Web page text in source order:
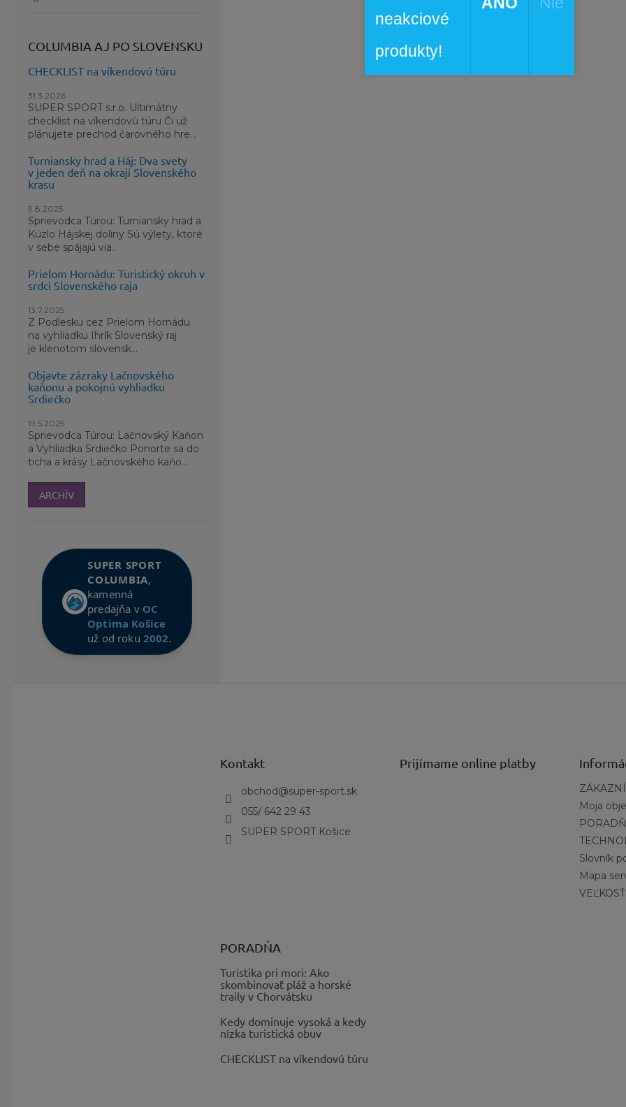
COLUMBIA AJ PO SLOVENSKU
CHECKLIST na víkendovú túru
31.3.2026
SUPER SPORT s.r.o. Ultimátny
checklist na víkendovú túru Či už
plánujete prechod čarovného hre...
Turniansky hrad a Háj: Dva svety
v jeden deň na okraji Slovenského
krasu
9.8.2025
Sprievodca Túrou: Turniansky hrad a
Kúzlo Hájskej doliny Sú výlety, ktoré
v sebe spájajú via...
Prielom Hornádu: Turistický okruh v
srdci Slovenského raja
13.7.2025
Z Podlesku cez Prielom Hornádu
na vyhliadku Ihrík Slovenský raj
je klenotom slovensk...
Objavte zázraky Lačnovského
kaňonu a pokojnú vyhliadku
Srdiečko
19.5.2025
Sprievodca Túrou: Lačnovský Kaňon
a Vyhliadka Srdiečko Ponorte sa do
ticha a krásy Lačnovského kaňo...
ARCHÍV
SUPER SPORT
COLUMBIA,
kamenná
predajňa v OC
Optima Košice
už od roku 2002.
Kontakt
obchod@super-sport.sk
055/ 642 29 43
SUPER SPORT Košice
Prijímame online platby
Moja
Slovník
Mapa
VEĽKOSŤ
PORADŇA
Turistika pri mori: Ako
skombinovať pláž a horské
traily v Chorvátsku
Kedy dominuje vysoká a kedy
nízka turistická obuv
CHECKLIST na víkendovú túru
neakciové
produkty!